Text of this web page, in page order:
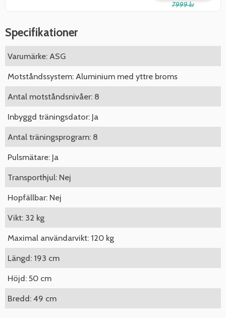
7999 kr
Specifikationer
Varumärke: ASG
Motståndssystem: Aluminium med yttre broms
Antal motståndsnivåer: 8
Inbyggd träningsdator: Ja
Antal träningsprogram: 8
Pulsmätare: Ja
Transporthjul: Nej
Hopfällbar: Nej
Vikt: 32 kg
Maximal användarvikt: 120 kg
Längd: 193 cm
Höjd: 50 cm
Bredd: 49 cm